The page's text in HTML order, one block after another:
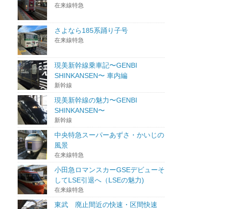
在来線特急
さよなら185系踊り子号
在来線特急
現美新幹線乗車記〜GENBI
SHINKANSEN〜 車内編
新幹線
現美新幹線の魅力〜GENBI
SHINKANSEN〜
新幹線
中央特急スーパーあずさ・かいじの
風景
在来線特急
小田急ロマンスカーGSEデビューそ
してLSE引退へ（LSEの魅力)
在来線特急
東武 廃止間近の快速・区間快速